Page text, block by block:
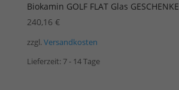
Biokamin GOLF FLAT Glas GESCHENKE
240,16 €
zzgl. Versandkosten
Lieferzeit: 7 - 14 Tage